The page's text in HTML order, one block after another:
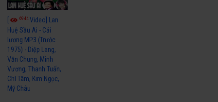
6944Video] Lan
Huệ Sầu Ai - Cải
lương MP3 (Trước
1975) - Diệp Lang,
Văn Chung, Minh
Vương, Thanh Tuấn,
Chí Tâm, Kim Ngọc,
Mỹ Châu